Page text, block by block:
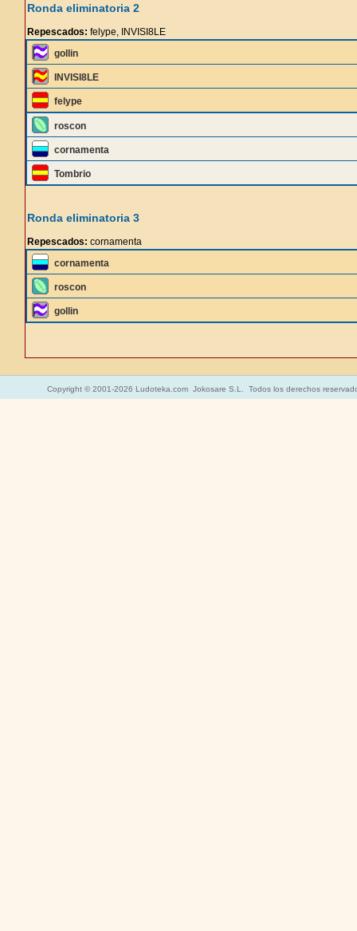
Ronda eliminatoria 2
Repescados: felype, INVISI8LE
gollin
INVISI8LE
felype
roscon
cornamenta
Tombrio
Ronda eliminatoria 3
Repescados: cornamenta
cornamenta
roscon
gollin
Copyright © 2001-2026 Ludoteka.com Jokosare S.L. Todos los derechos